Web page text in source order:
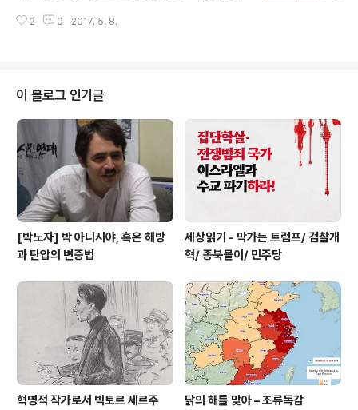
같은 여성의 권리를 향한 아래로부터의 행동이 시작됐다.
생산노동에 대한 일차적 책임을 부과한다. 이처럼 재생산
동)과 성적 교류에 관한 노동(성적노동)을 조직한다. 즉 남
성을 욕망의 담지자, 지배하는 자, 독립된 자로, 여성을 타
인의 욕망에 대한 봉사자, 돌보는 자, 관계에 매인 자로 규
정하고, 이러한 역할 분담에 기반하여 여성과 남성에게 각
기 다른 관계노동과 성적 노동을 할당한다. 이것은 지금의
사회가 사회적 평등과 개인의 개성 발현..
2 0 2017. 5. 8.
이 블로그 인기글
[박노자] 박 아니시야, 혹은 해방
과 탄압의 변증법
세상읽기 - 막가는 트럼프/ 검찰개
혁/ 종북몰이/ 민주당
혁명적 작가로서 빅토르 세르주 닭의 해를 맞아 – 조류독감